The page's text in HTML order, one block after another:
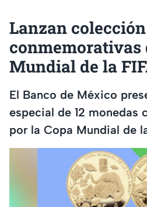
Lanzan
conmemorativas
Mundial de la
El Banco de México
especial de 12 monedas
por la Copa Mundial de